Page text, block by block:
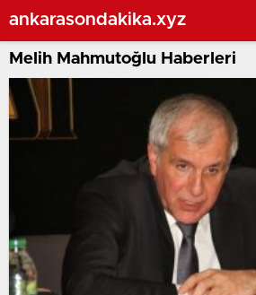
ankarasondakika.xyz
Melih Mahmutoğlu Haberleri